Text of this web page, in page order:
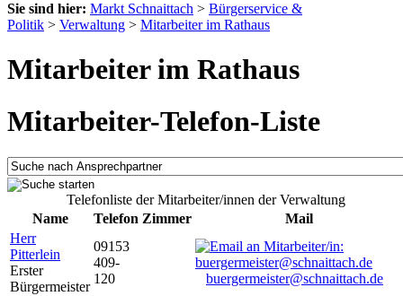
Sie sind hier: Markt Schnaittach > Bürgerservice &
Politik > Verwaltung > Mitarbeiter im Rathaus
Mitarbeiter im Rathaus
Mitarbeiter-Telefon-Liste
Telefonliste der Mitarbeiter/innen der Verwaltung
Name
Telefon Zimmer
Mail
Herr
Pitterlein
Erster
Bürgermeister
09153
409-
120
buergermeister@schnaittach.de